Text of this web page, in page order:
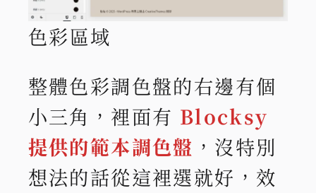
色彩區域
整體色彩調色盤的右邊有個
小三角，裡面有 Blocksy
提供的範本調色盤 ，沒特別
想法的話從這裡選就好，效